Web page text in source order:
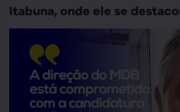
Itabuna, onde ele se